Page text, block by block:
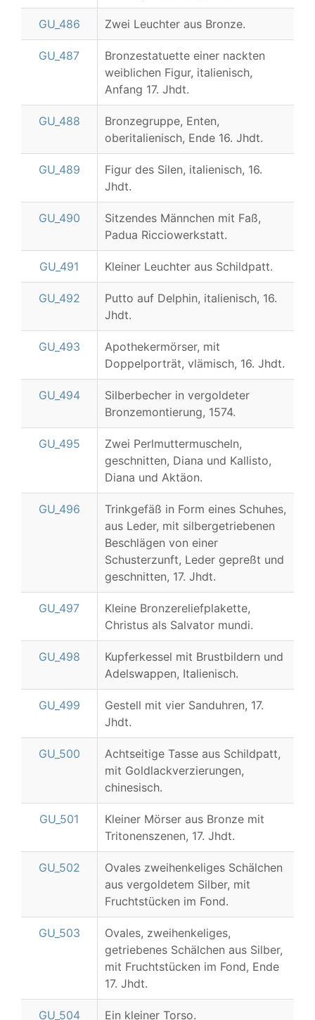
GU_486 Zwei Leuchter aus Bronze.
GU_487
Bronzestatuette einer nackten
weiblichen Figur, italienisch,
Anfang 17. Jhdt.
GU_488
Bronzegruppe, Enten,
oberitalienisch, Ende 16. Jhdt.
GU_489
Figur des Silen, italienisch, 16.
Jhdt.
GU_490
Sitzendes Männchen mit Faß,
Padua Ricciowerkstatt.
GU_491 Kleiner Leuchter aus Schildpatt.
GU_492
Putto auf Delphin, italienisch, 16.
Jhdt.
GU_493
Apothekermörser, mit
Doppelporträt, vlämisch, 16. Jhdt.
GU_494
Silberbecher in vergoldeter
Bronzemontierung, 1574.
GU_495
Zwei Perlmuttermuscheln,
geschnitten, Diana und Kallisto,
Diana und Aktäon.
GU_496
Trinkgefäß in Form eines Schuhes,
aus Leder, mit silbergetriebenen
Beschlägen von einer
Schusterzunft, Leder gepreßt und
geschnitten, 17. Jhdt.
GU_497
Kleine Bronzereliefplakette,
Christus als Salvator mundi.
GU_498
Kupferkessel mit Brustbildern und
Adelswappen, Italienisch.
GU_499
Gestell mit vier Sanduhren, 17.
Jhdt.
GU_500
Achtseitige Tasse aus Schildpatt,
mit Goldlackverzierungen,
chinesisch.
GU_501
Kleiner Mörser aus Bronze mit
Tritonenszenen, 17. Jhdt.
GU_502
Ovales zweihenkeliges Schälchen
aus vergoldetem Silber, mit
Fruchtstücken im Fond.
GU_503
Ovales, zweihenkeliges,
getriebenes Schälchen aus Silber,
mit Fruchtstücken im Fond, Ende
17. Jhdt.
GU_504 Ein kleiner Torso.